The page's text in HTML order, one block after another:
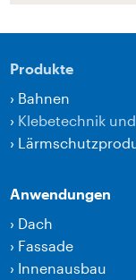
Produkte
› Bahnen
› Klebetechnik
›
Anwendungen
› Dach
› Fassade
› Innenausbau